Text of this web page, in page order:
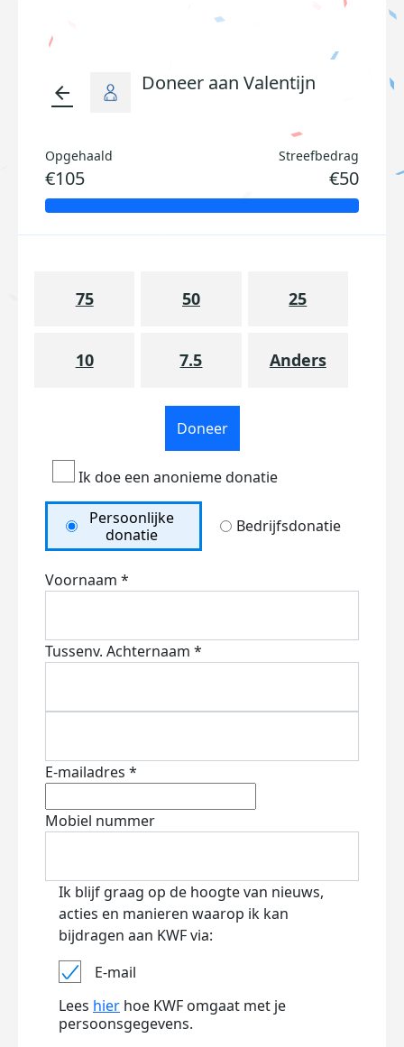
arrow_back Doneer aan Valentijn
Opgehaald
€105
Streefbedrag
€50
75 50 25
10 7.5 Anders
Doneer
Ik doe een anonieme donatie
Persoonlijke
donatie
Bedrijfsdonatie
Voornaam *
Tussenv. Achternaam *
E-mailadres *
Mobiel nummer
Ik blijf graag op de hoogte van nieuws,
acties en manieren waarop ik kan
bijdragen aan KWF via:
E-mail
Lees hier hoe KWF omgaat met je
persoonsgegevens.